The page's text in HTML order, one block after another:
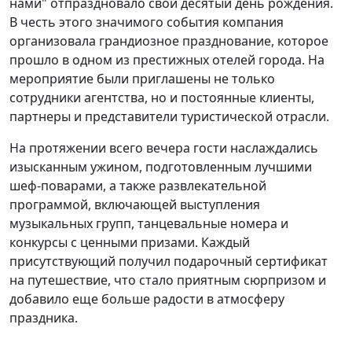
В честь этого значимого события компания
организовала грандиозное празднование, которое
прошло в одном из престижных отелей города. На
мероприятие были приглашены не только
сотрудники агентства, но и постоянные клиенты,
партнеры и представители туристической отрасли.
На протяжении всего вечера гости наслаждались
изысканным ужином, подготовленным лучшими
шеф-поварами, а также развлекательной
программой, включающей выступления
музыкальных групп, танцевальные номера и
конкурсы с ценными призами. Каждый
присутствующий получил подарочный сертификат
на путешествие, что стало приятным сюрпризом и
добавило еще больше радости в атмосферу
праздника.